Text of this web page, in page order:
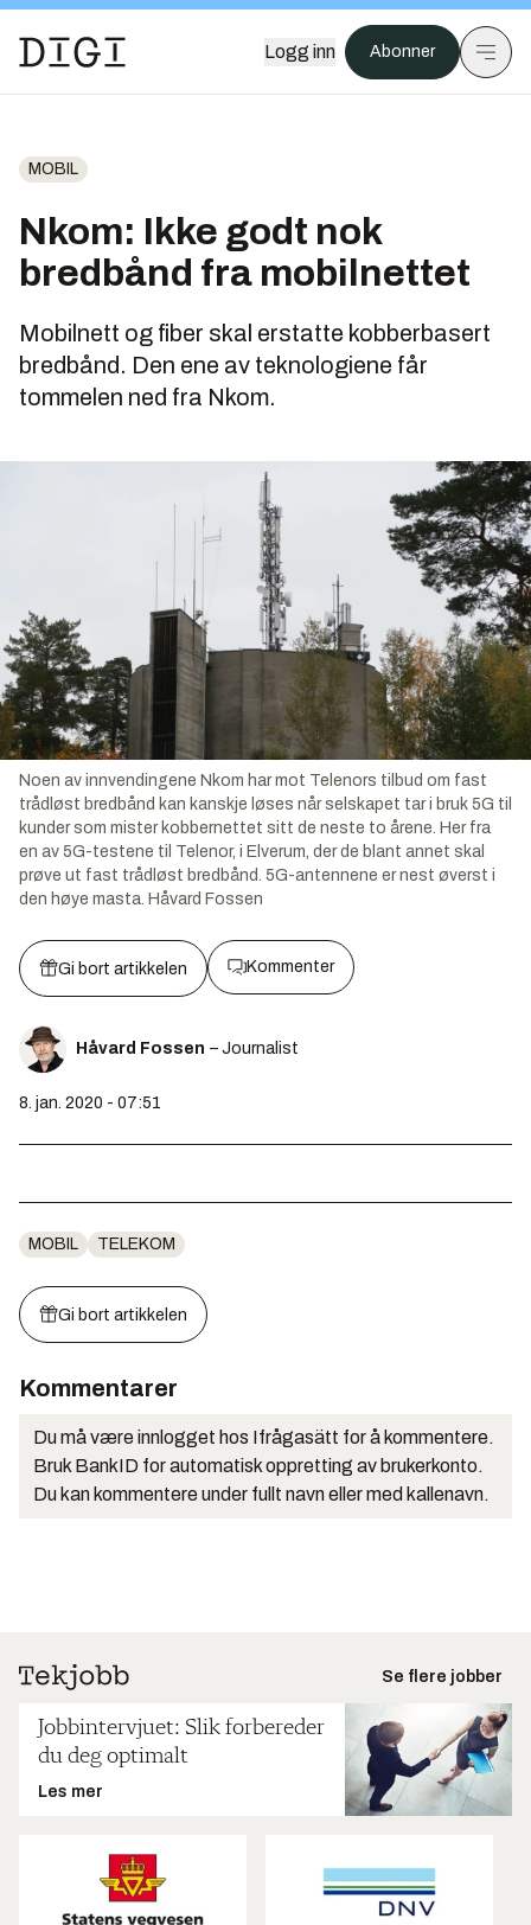
Logg inn Abonner
MOBIL
Nkom: Ikke godt nok
bredbånd fra mobilnettet
Mobilnett og fiber skal erstatte kobberbasert
bredbånd. Den ene av teknologiene får
tommelen ned fra Nkom.
Noen av innvendingene Nkom har mot Telenors tilbud om fast
trådløst bredbånd kan kanskje løses når selskapet tar i bruk 5G til
kunder som mister kobbernettet sitt de neste to årene. Her fra
en av 5G-testene til Telenor, i Elverum, der de blant annet skal
prøve ut fast trådløst bredbånd. 5G-antennene er nest øverst i
den høye masta. Håvard Fossen
Gi bort artikkelen Kommenter
Håvard Fossen – Journalist
8. jan. 2020 - 07:51
MOBIL TELEKOM
Gi bort artikkelen
Kommentarer
Du må være innlogget hos Ifrågasätt for å kommentere.
Bruk BankID for automatisk oppretting av brukerkonto.
Du kan kommentere under fullt navn eller med kallenavn.
Se flere jobber
Jobbintervjuet: Slik forbereder
du deg optimalt
Les mer